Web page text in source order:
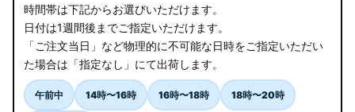
時間帯は下記からお選びいただけます。
日付は1週間後までご指定いただけます。
「ご注文当日」など物理的に不可能な日時をご指定いただい
た場合は「指定なし」にて出荷します。
午前中 14時〜16時 16時〜18時 18時〜20時